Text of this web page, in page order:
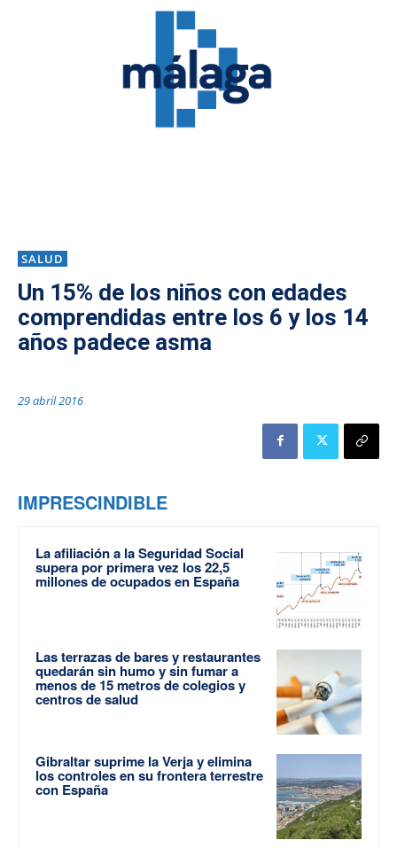
SALUD
Un 15% de los niños con edades
comprendidas entre los 6 y los 14
años padece asma
29 abril 2016
IMPRESCINDIBLE
La afiliación a la Seguridad Social
supera por primera vez los 22,5
millones de ocupados en España
Las terrazas de bares y restaurantes
quedarán sin humo y sin fumar a
menos de 15 metros de colegios y
centros de salud
Gibraltar suprime la Verja y elimina
los controles en su frontera terrestre
con España